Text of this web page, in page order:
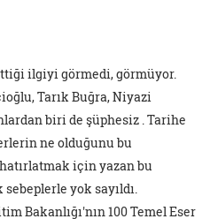
ilgiyi görmedi, görmüyor.
Tarık Buğra, Niyazi
biri de şüphesiz . Tarihe
ne olduğunu bu
için yazan bu
yok sayıldı.
Bakanlığı'nın 100 Temel Eser